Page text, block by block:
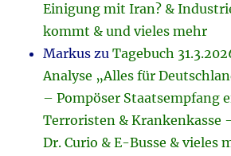
Einigung mit Iran? &
kommt & und vieles mehr
Markus zuTagebuch
Analyse „Alles für
– Pompöser Staatsempfang
Terroristen & Krankenkasse
Dr. Curio & E-Busse & vieles